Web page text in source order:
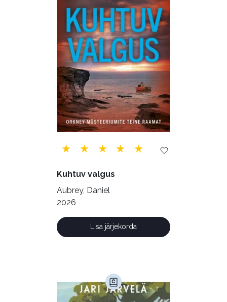
Biograafiad (229)
Eesti kirjandus (1775)
Ettevõtlus (30)
Filoloogia (121)
Filosoofia (147)
Geograafia (65)
Haridus (20)
Ilukirjandus (4255)
Juhtimine (23)
Krimi ja põnevik (1285)
Kultuur ja teadus (45)
Kunst ja looming (86)
Laste- ja noortekirjandus (580)
Loodusteadus (32)
Maamajandus (24)
Kuhtuv valgus
Aubrey, Daniel
2026
Lisa järjekorda